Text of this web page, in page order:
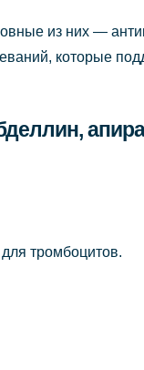
из них —
которые
тромбоцитов.